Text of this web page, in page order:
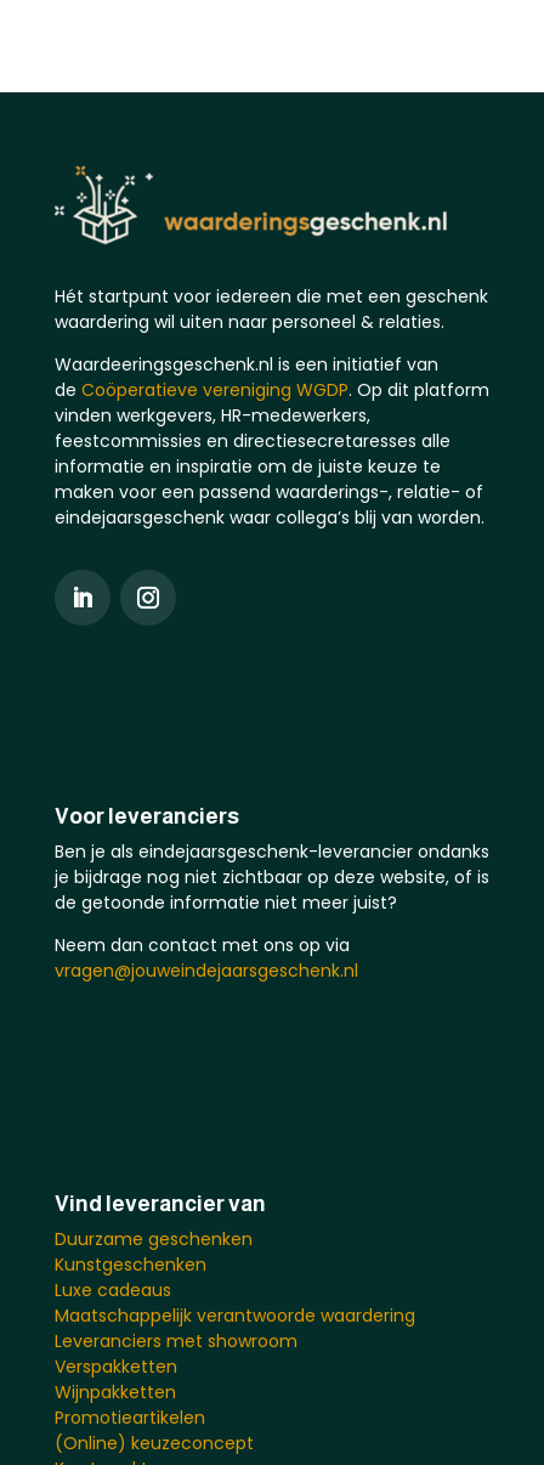
Hét startpunt voor iedereen die met een geschenk
waardering wil uiten naar personeel & relaties.
Waardeeringsgeschenk.nl is een initiatief van
de Coöperatieve vereniging WGDP. Op dit platform
vinden werkgevers, HR-medewerkers,
feestcommissies en directiesecretaresses alle
informatie en inspiratie om de juiste keuze te
maken voor een passend waarderings-, relatie- of
eindejaarsgeschenk waar collega’s blij van worden.
Voor leveranciers
Ben je als eindejaarsgeschenk-leverancier ondanks
je bijdrage nog niet zichtbaar op deze website, of is
de getoonde informatie niet meer juist?
Neem dan contact met ons op via
vragen@jouweindejaarsgeschenk.nl
Vind leverancier van
Duurzame geschenken
Kunstgeschenken
Luxe cadeaus
Maatschappelijk verantwoorde waardering
Leveranciers met showroom
Verspakketten
Wijnpakketten
Promotieartikelen
(Online) keuzeconcept